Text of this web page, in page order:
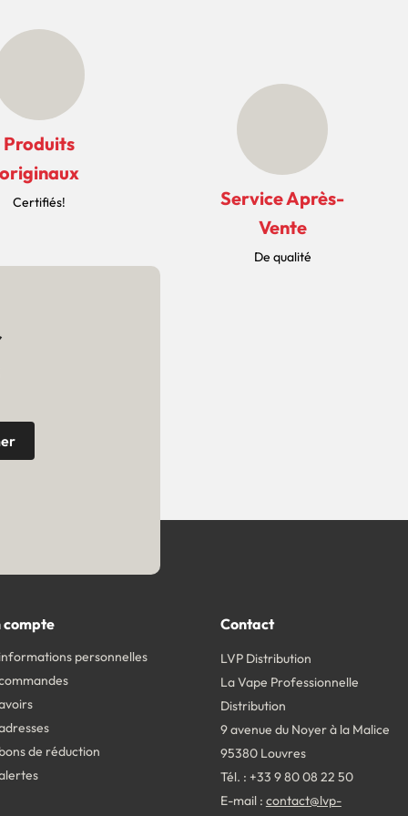
Produits
originaux
Certifiés!
Service Après-
Vente
De qualité
compte
personnelles
de réduction
Contact
LVP Distribution
La Vape Professionnelle
Distribution
9 avenue du Noyer à la Malice
95380 Louvres
Tél. : +33 9 80 08 22 50
E-mail : contact@lvp-